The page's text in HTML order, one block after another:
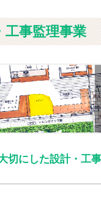
工事監理事業
切にした設計・工